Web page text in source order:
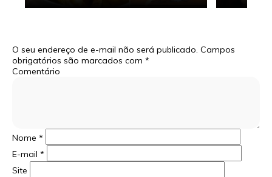
O seu endereço de e-mail não será publicado. Campos
obrigatórios são marcados com *
Comentário
Nome *
E-mail *
Site